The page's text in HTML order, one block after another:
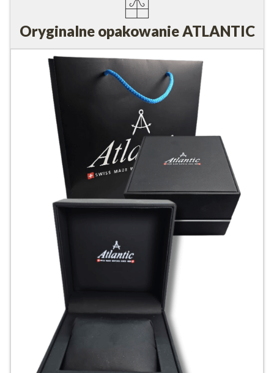
Oryginalne opakowanie ATLANTIC